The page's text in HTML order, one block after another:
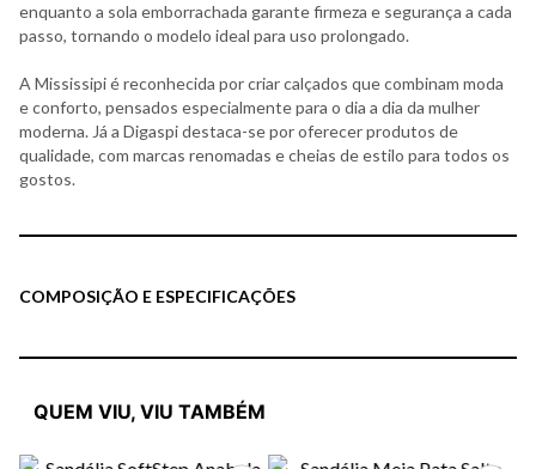
enquanto a sola emborrachada garante firmeza e segurança a cada
passo, tornando o modelo ideal para uso prolongado.
A Mississipi é reconhecida por criar calçados que combinam moda
e conforto, pensados especialmente para o dia a dia da mulher
moderna. Já a Digaspi destaca-se por oferecer produtos de
qualidade, com marcas renomadas e cheias de estilo para todos os
gostos.
COMPOSIÇÃO E ESPECIFICAÇÕES
QUEM VIU, VIU TAMBÉM